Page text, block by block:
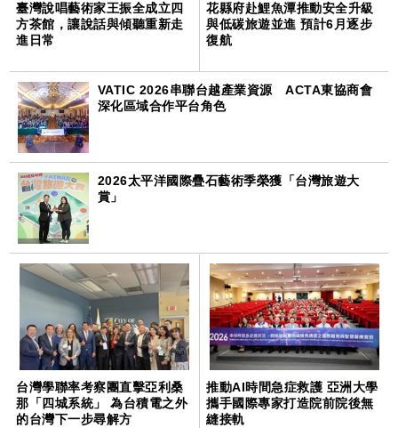
臺灣說唱藝術家王振全成立四
方茶館，讓說話與傾聽重新走
進日常
花縣府赴鯉魚潭推動安全升級
與低碳旅遊並進 預計6月逐步
復航
VATIC 2026串聯台越產業資源 ACTA東協商會
深化區域合作平台角色
2026太平洋國際疊石藝術季榮獲「台灣旅遊大
賞」
台灣學聯率考察團直擊亞利桑
那「四城系統」 為台積電之外
的台灣下一步尋解方
推動AI時間急症救護 亞洲大學
攜手國際專家打造院前院後無
縫接軌